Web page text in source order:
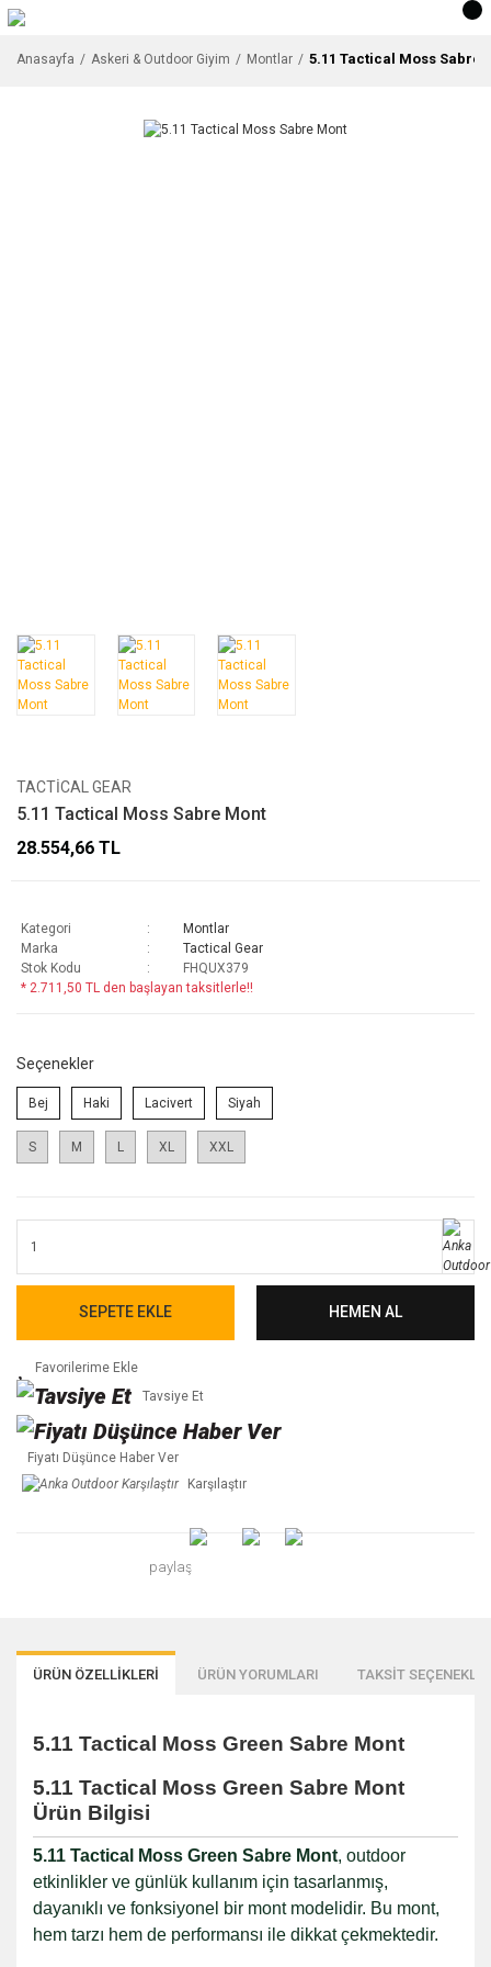
Anasayfa Askeri & Outdoor Giyim Montlar 5.11 Tactical Moss Sabre
TACTICAL GEAR
5.11 Tactical Moss Sabre Mont
28.554,66 TL
Kategori
Montlar
Marka
Tactical Gear
Stok Kodu
FHQUX379
* 2.711,50 TL den başlayan taksitlerle!!
Seçenekler
Bej Haki Lacivert Siyah
S M L XL XXL
SEPETE EKLE HEMEN AL
Tavsiye Et
Fiyatı Düşünce Haber Ver
Karşılaştır
paylaş
ÜRÜN ÖZELLİKLERİ ÜRÜN YORUMLARI TAKSİT
5.11 Tactical Moss Green Sabre Mont
5.11 Tactical Moss Green Sabre Mont
Ürün Bilgisi
5.11 Tactical Moss Green Sabre Mont, outdoor
etkinlikler ve günlük kullanım için tasarlanmış,
dayanıklı ve fonksiyonel bir mont modelidir. Bu mont,
hem tarzı hem de performansı ile dikkat çekmektedir.